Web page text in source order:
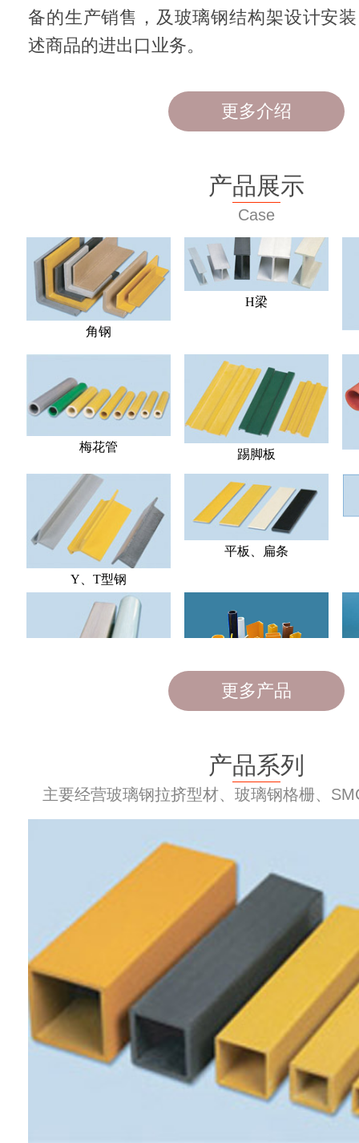
备的生产销售，及玻璃钢结构架设计安
述商品的进出口业务。
更多介绍
产品展示
Case
更多产品
产品系列
主要经营玻璃钢拉挤型材、玻璃钢格栅、